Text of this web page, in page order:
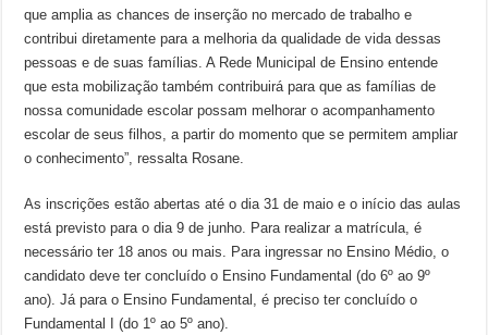
que amplia as chances de inserção no mercado de trabalho e
contribui diretamente para a melhoria da qualidade de vida dessas
pessoas e de suas famílias. A Rede Municipal de Ensino entende
que esta mobilização também contribuirá para que as famílias de
nossa comunidade escolar possam melhorar o acompanhamento
escolar de seus filhos, a partir do momento que se permitem ampliar
o conhecimento”, ressalta Rosane.
As inscrições estão abertas até o dia 31 de maio e o início das aulas
está previsto para o dia 9 de junho. Para realizar a matrícula, é
necessário ter 18 anos ou mais. Para ingressar no Ensino Médio, o
candidato deve ter concluído o Ensino Fundamental (do 6º ao 9º
ano). Já para o Ensino Fundamental, é preciso ter concluído o
Fundamental I (do 1º ao 5º ano).